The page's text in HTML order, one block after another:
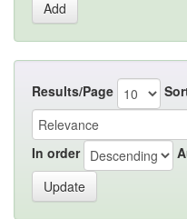
Results/Page
In order